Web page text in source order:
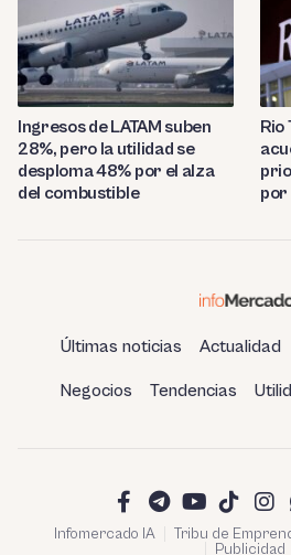
Ingresos de LATAM suben
28%, pero la utilidad se
desploma 48% por el alza
del combustible
por
Últimas noticias Actualidad
Negocios Tendencias
Infomercado IA Tribu de
Publicidad